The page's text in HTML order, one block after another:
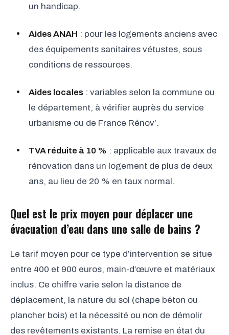
un handicap.
Aides ANAH : pour les logements anciens avec
des équipements sanitaires vétustes, sous
conditions de ressources.
Aides locales : variables selon la commune ou
le département, à vérifier auprès du service
urbanisme ou de France Rénov’.
TVA réduite à 10 % : applicable aux travaux de
rénovation dans un logement de plus de deux
ans, au lieu de 20 % en taux normal.
Quel est le prix moyen pour déplacer une
évacuation d’eau dans une salle de bains ?
Le tarif moyen pour ce type d’intervention se situe
entre 400 et 900 euros, main-d’œuvre et matériaux
inclus. Ce chiffre varie selon la distance de
déplacement, la nature du sol (chape béton ou
plancher bois) et la nécessité ou non de démolir
des revêtements existants. La remise en état du